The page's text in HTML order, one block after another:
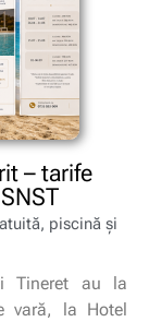
– tarife
piscină și
Tineret au la
vară, la Hotel